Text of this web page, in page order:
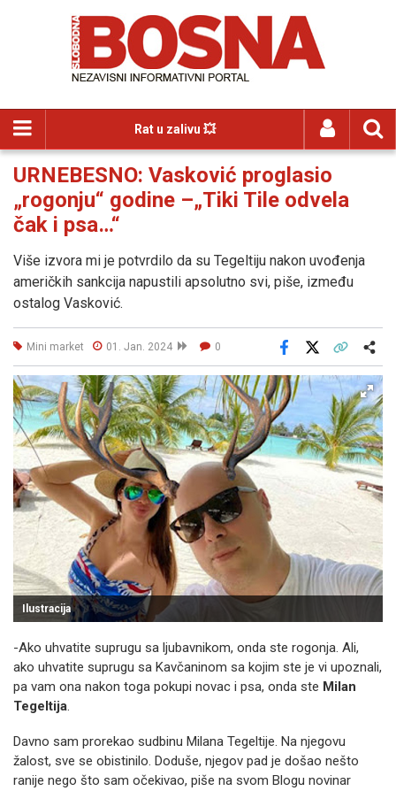
Rat u zalivu 💥
URNEBESNO: Vasković proglasio
„rogonju“ godine –„Tiki Tile odvela
čak i psa…“
Više izvora mi je potvrdilo da su Tegeltiju nakon uvođenja
američkih sankcija napustili apsolutno svi, piše, između
ostalog Vasković.
Mini market 01. Jan. 2024 0
Facebook
Ilustracija
-Ako uhvatite suprugu sa ljubavnikom, onda ste rogonja. Ali,
ako uhvatite suprugu sa Kavčaninom sa kojim ste je vi upoznali,
pa vam ona nakon toga pokupi novac i psa, onda ste Milan
Tegeltija.
Davno sam prorekao sudbinu Milana Tegeltije. Na njegovu
žalost, sve se obistinilo. Doduše, njegov pad je došao nešto
ranije nego što sam očekivao, piše na svom Blogu novinar